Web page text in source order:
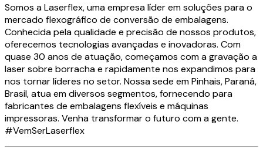
Somos a Laserflex, uma empresa líder em soluções para o
mercado flexográfico de conversão de embalagens.
Conhecida pela qualidade e precisão de nossos produtos,
oferecemos tecnologias avançadas e inovadoras. Com
quase 30 anos de atuação, começamos com a gravação a
laser sobre borracha e rapidamente nos expandimos para
nos tornar líderes no setor. Nossa sede em Pinhais, Paraná,
Brasil, atua em diversos segmentos, fornecendo para
fabricantes de embalagens flexíveis e máquinas
impressoras. Venha transformar o futuro com a gente.
#VemSerLaserflex